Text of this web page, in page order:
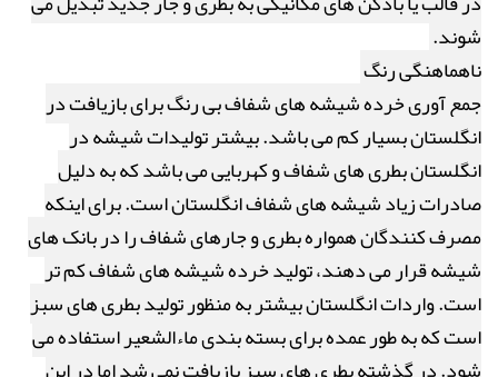
شوند.
ناهماهنگی رنگ
جمع آوری خرده شیشه های شفاف بی رنگ برای بازیافت در
انگلستان بسیار کم می باشد. بیشتر تولیدات شیشه در
انگلستان بطری های شفاف و کهربایی می باشد که به دلیل
صادرات زیاد شیشه های شفاف انگلستان است. برای اینکه
مصرف کنندگان همواره بطری و جارهای شفاف را در بانک های
شیشه قرار می دهند، تولید خرده شیشه های شفاف کم تر
است. واردات انگلستان بیشتر به منظور تولید بطری های سبز
است که به طور عمده برای بسته بندی ماءالشعیر استفاده می